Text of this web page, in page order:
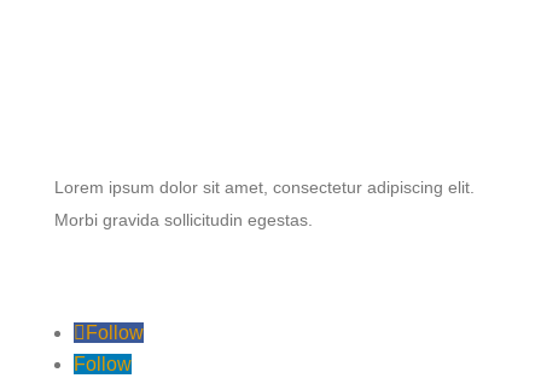
Lorem ipsum dolor sit amet, consectetur adipiscing elit.
Morbi gravida sollicitudin egestas.
Follow
Follow